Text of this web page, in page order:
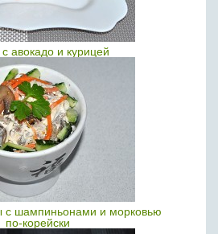
авокадо и курицей
с шампиньонами и морковью
по-корейски